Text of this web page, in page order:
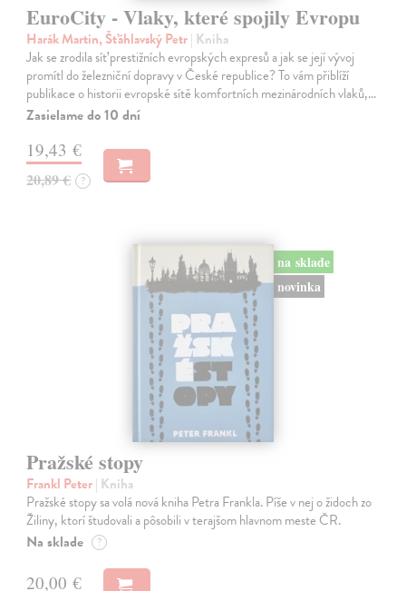
EuroCity - Vlaky, které spojily Evropu
Harák Martin, Šťáhlavský Petr| Kniha
Jak se zrodila síť prestižních evropských expresů a jak se její vývoj
promítl do železniční dopravy v České republice? To vám přiblíží
publikace o historii evropské sítě komfortních mezinárodních vlaků,…
Zasielame do 10 dní
19,43 €
20,89 € ?
na sklade
novinka
Pražské stopy
Frankl Peter| Kniha
Pražské stopy sa volá nová kniha Petra Frankla. Píše v nej o židoch zo
Žiliny, ktorí študovali a pôsobili v terajšom hlavnom meste ČR.
Na sklade ?
20,00 €